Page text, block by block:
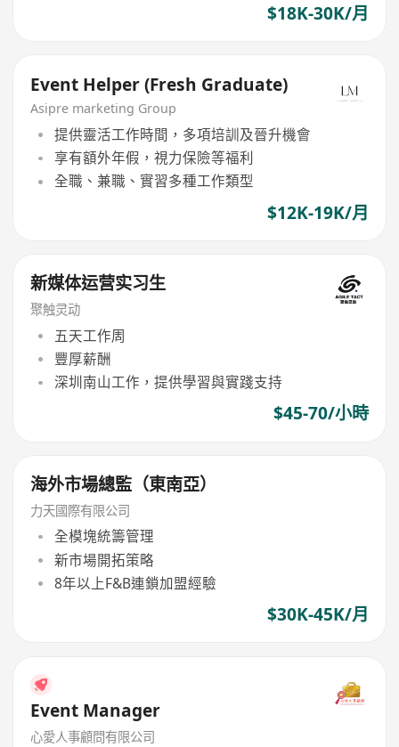
$18K-30K/月
Event Helper (Fresh Graduate)
Asipre marketing Group
提供靈活工作時間，多項培訓及晉升機會
享有額外年假，視力保險等福利
全職、兼職、實習多種工作類型
$12K-19K/月
新媒体运营实习生
聚触灵动
五天工作周
豐厚薪酬
深圳南山工作，提供學習與實踐支持
$45-70/小時
海外市場總監（東南亞）
力天國際有限公司
全模塊統籌管理
新市場開拓策略
8年以上F&B連鎖加盟經驗
$30K-45K/月
Event Manager
心愛人事顧問有限公司